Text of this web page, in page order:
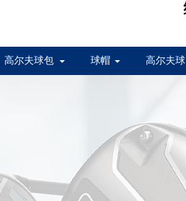
高尔夫球包 球帽 高尔夫球